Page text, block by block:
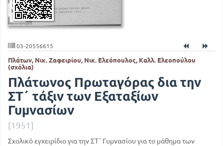
03-20556615
Πλάτων, Νικ. Ζαφειρίου, Νικ. Ελεόπουλος, Καλλ. Ελεοπούλου
(σχόλια)
Πλάτωνος Πρωταγόρας δια την
ΣΤ΄ τάξιν των Εξαταξίων
Γυμνασίων
[1951]
Σχολικό εγχειρίδιο για την ΣΤ΄ Γυμνασίου για το μάθημα των